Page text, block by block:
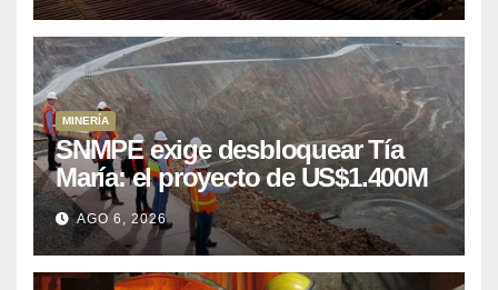
MINERÍA
SNMPE exige desbloquear Tía
María: el proyecto de US$1.400M
que Perú lleva 15 años
posponiendo
AGO 6, 2026